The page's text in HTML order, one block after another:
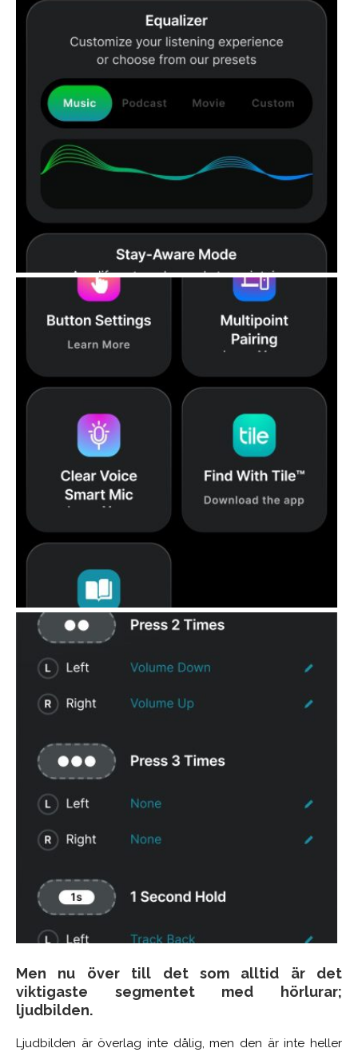
Men nu över till det som alltid är det
viktigaste segmentet med hörlurar;
ljudbilden.
Ljudbilden är överlag inte dålig, men den är inte heller